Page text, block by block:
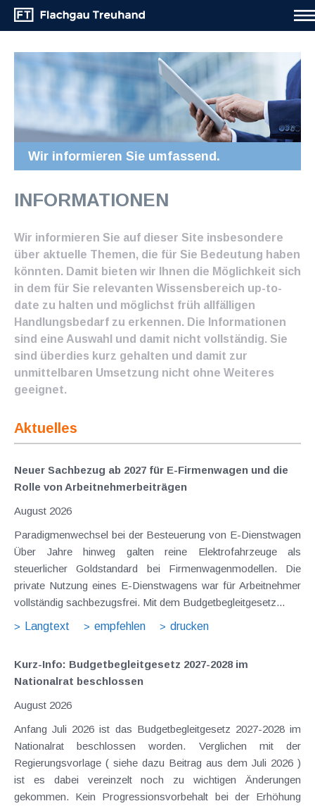
Wir informieren Sie umfassend.
INFORMATIONEN
Wir informieren Sie auf dieser Site insbesondere
über aktuelle Themen, die für Sie Bedeutung haben
könnten. Damit bieten wir Ihnen die Möglichkeit sich
in dem für Sie relevanten Wissensbereich up-to-
date zu halten und möglichst früh allfälligen
Handlungsbedarf zu erkennen. Die Informationen
sind eine Auswahl und damit nicht vollständig. Sie
sind überdies kurz gehalten und damit zur
unmittelbaren Umsetzung nicht ohne Weiteres
geeignet.
Aktuelles
Neuer Sachbezug ab 2027 für E-Firmenwagen und die
Rolle von Arbeitnehmer​­beiträgen
August 2026
Paradigmenwechsel bei der Besteuerung von E-Dienstwagen
Über Jahre hinweg galten reine Elektrofahrzeuge als
steuerlicher Goldstandard bei Firmenwagenmodellen. Die
private Nutzung eines E-Dienstwagens war für Arbeitnehmer
vollständig sachbezugsfrei. Mit dem Budgetbegleitgesetz...
Langtext
empfehlen drucken
Kurz-Info: Budgetbegleitgesetz 2027-2028 im
Nationalrat beschlossen
August 2026
Anfang Juli 2026 ist das Budgetbegleitgesetz 2027-2028 im
Nationalrat beschlossen worden. Verglichen mit der
Regierungsvorlage ( siehe dazu Beitrag aus dem Juli 2026 )
ist es dabei vereinzelt noch zu wichtigen Änderungen
gekommen. Kein Progressionsvorbehalt bei der Erhöhung